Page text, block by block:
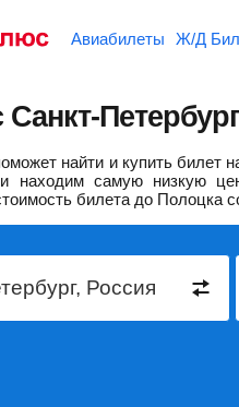
Авиабилеты Ж/Д
Санкт-
найти и купить билет
и находим самую низкую
билета до Полоцка